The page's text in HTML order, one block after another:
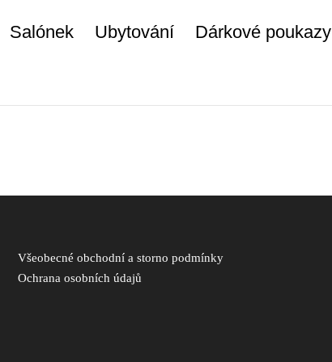
Salónek Ubytování Dárkové poukazy
Všeobecné obchodní a storno podmínky
Ochrana osobních údajů